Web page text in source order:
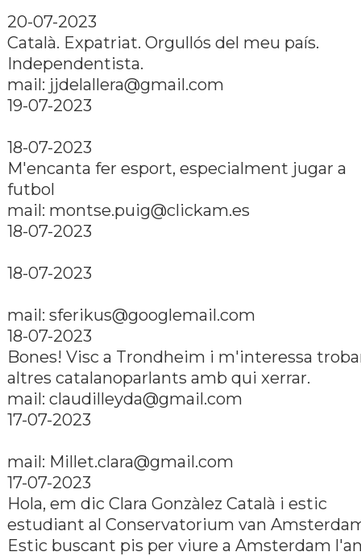
20-07-2023
Català. Expatriat. Orgullós del meu paí­s.
Independentista.
mail: jjdelallera@gmail.com
19-07-2023
18-07-2023
M'encanta fer esport, especialment jugar a
futbol
mail: montse.puig@clickam.es
18-07-2023
18-07-2023
mail: sferikus@googlemail.com
18-07-2023
Bones! Visc a Trondheim i m'interessa
altres catalanoparlants amb qui xerrar.
mail: claudilleyda@gmail.com
17-07-2023
mail: Millet.clara@gmail.com
17-07-2023
Hola, em dic Clara Gonzàlez Català i estic
estudiant al Conservatorium van
Estic buscant pis per viure a Amsterdam